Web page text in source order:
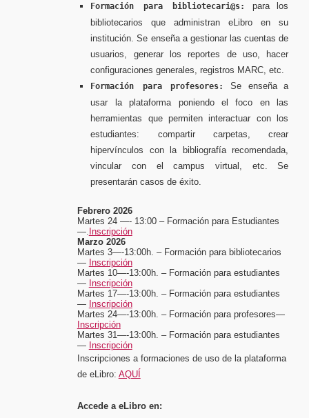
Formación para bibliotecari@s:
para los
bibliotecarios que administran eLibro en su
institución. Se enseña a gestionar las cuentas de
usuarios, generar los reportes de uso, hacer
configuraciones generales, registros MARC, etc.
Formación para profesores:
Se enseña a
usar la plataforma poniendo el foco en las
herramientas que permiten interactuar con los
estudiantes: compartir carpetas, crear
hipervínculos con la bibliografía recomendada,
vincular con el campus virtual, etc. Se
presentarán casos de éxito.
Febrero 2026
Martes 24 —- 13:00 – Formación para Estudiantes
—. Inscripción
Marzo 2026
Martes 3—-13:00h. – Formación para bibliotecarios
— Inscripción
Martes 10—-13:00h. – Formación para estudiantes
— Inscripción
Martes 17—-13:00h. – Formación para estudiantes
— Inscripción
Martes 24—-13:00h. – Formación para profesores—
Inscripción
Martes 31—-13:00h. – Formación para estudiantes
— Inscripción
Inscripciones a formaciones de uso de la plataforma
de eLibro: AQUÍ
Accede a eLibro en: